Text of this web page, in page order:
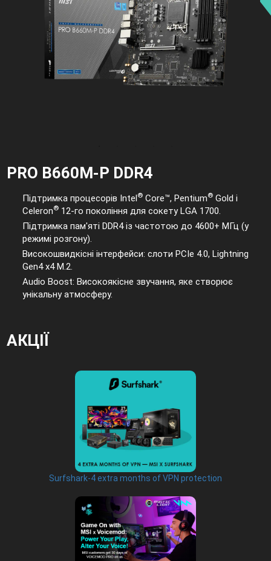
PRO B660M-P DDR4
Підтримка процесорів Intel® Core™, Pentium® Gold і
Celeron® 12-го покоління для сокету LGA 1700.
Підтримка пам'яті DDR4 із частотою до 4600+ МГц (у
режимі розгону).
Високошвидкісні інтерфейси: слоти PCIe 4.0, Lightning
Gen4 x4 M.2.
Audio Boost: Високоякісне звучання, яке створює
унікальну атмосферу.
АКЦІЇ
Surfshark-4 extra months of VPN protection